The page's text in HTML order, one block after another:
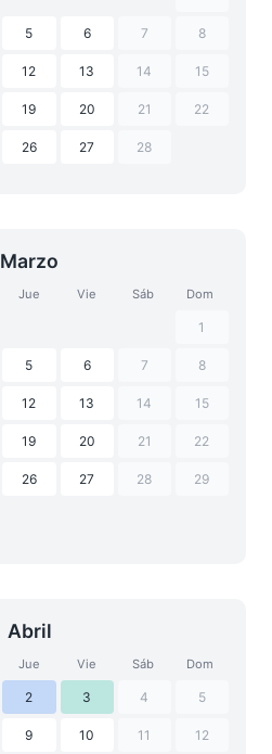
5 6 7 8
12 13 14 15
19 20 21 22
26 27 28
Marzo
Jue Vie Sáb Dom
1
5 6 7 8
12 13 14 15
19 20 21 22
26 27 28 29
Abril
Jue Vie Sáb Dom
2 3 4 5
9 10 11 12